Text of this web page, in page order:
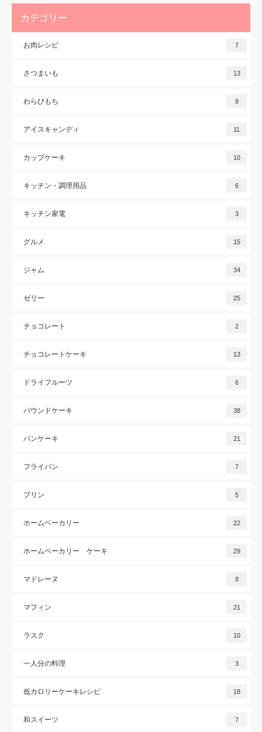
カテゴリー
お肉レシピ 7
さつまいも 13
わらびもち 8
アイスキャンディ 11
カップケーキ 10
キッチン・調理用品 6
キッチン家電 3
グルメ 15
ジャム 34
ゼリー 25
チョコレート 2
チョコレートケーキ 13
ドライフルーツ 6
パウンドケーキ 38
パンケーキ 21
フライパン 7
プリン 5
ホームベーカリー 22
ホームベーカリー ケーキ 29
マドレーヌ 8
マフィン 21
ラスク 10
一人分の料理 3
低カロリーケーキレシピ 18
和スイーツ 7